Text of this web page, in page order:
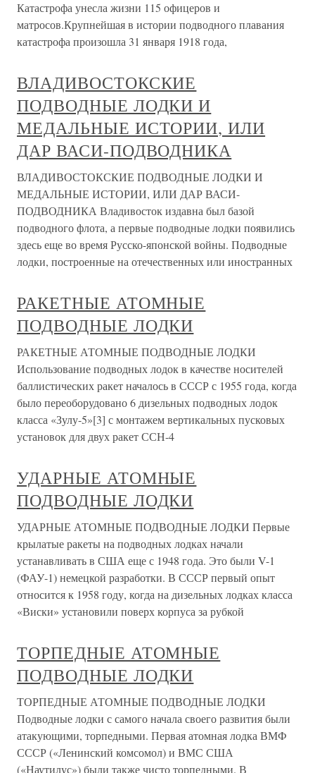
Катастрофа унесла жизни 115 офицеров и
матросов.Крупнейшая в истории подводного плавания
катастрофа произошла 31 января 1918 года,
ВЛАДИВОСТОКСКИЕ
ПОДВОДНЫЕ ЛОДКИ И
МЕДАЛЬНЫЕ ИСТОРИИ, ИЛИ
ДАР ВАСИ-ПОДВОДНИКА
ВЛАДИВОСТОКСКИЕ ПОДВОДНЫЕ ЛОДКИ И
МЕДАЛЬНЫЕ ИСТОРИИ, ИЛИ ДАР ВАСИ-
ПОДВОДНИКА Владивосток издавна был базой
подводного флота, а первые подводные лодки появились
здесь еще во время Русско-японской войны. Подводные
лодки, построенные на отечественных или иностранных
РАКЕТНЫЕ АТОМНЫЕ
ПОДВОДНЫЕ ЛОДКИ
РАКЕТНЫЕ АТОМНЫЕ ПОДВОДНЫЕ ЛОДКИ
Использование подводных лодок в качестве носителей
баллистических ракет началось в СССР с 1955 года, когда
было переоборудовано 6 дизельных подводных лодок
класса «Зулу-5»[3] с монтажем вертикальных пусковых
установок для двух ракет ССН-4
УДАРНЫЕ АТОМНЫЕ
ПОДВОДНЫЕ ЛОДКИ
УДАРНЫЕ АТОМНЫЕ ПОДВОДНЫЕ ЛОДКИ Первые
крылатые ракеты на подводных лодках начали
устанавливать в США еще с 1948 года. Это были V-1
(ФАУ-1) немецкой разработки. В СССР первый опыт
относится к 1958 году, когда на дизельных лодках класса
«Виски» установили поверх корпуса за рубкой
ТОРПЕДНЫЕ АТОМНЫЕ
ПОДВОДНЫЕ ЛОДКИ
ТОРПЕДНЫЕ АТОМНЫЕ ПОДВОДНЫЕ ЛОДКИ
Подводные лодки с самого начала своего развития были
атакующими, торпедными. Первая атомная лодка ВМФ
СССР («Ленинский комсомол) и ВМС США
(«Наутилус») были также чисто торпедными. В